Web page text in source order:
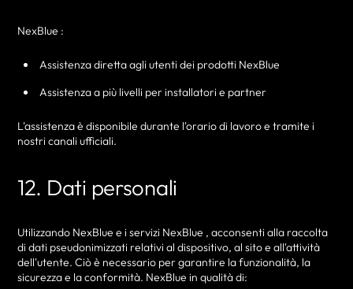
NexBlue :
Assistenza diretta agli utenti dei prodotti NexBlue
Assistenza a più livelli per installatori e partner
L'assistenza è disponibile durante l'orario di lavoro e tramite i
nostri canali ufficiali.
12. Dati personali
Utilizzando NexBlue e i servizi NexBlue , acconsenti alla raccolta
di dati pseudonimizzati relativi al dispositivo, al sito e all'attività
dell'utente. Ciò è necessario per garantire la funzionalità, la
sicurezza e la conformità. NexBlue in qualità di: